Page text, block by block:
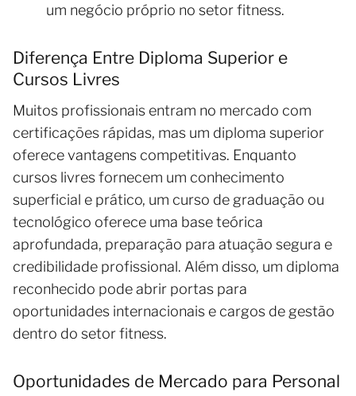
um negócio próprio no setor fitness.
Diferença Entre Diploma Superior e
Cursos Livres
Muitos profissionais entram no mercado com
certificações rápidas, mas um diploma superior
oferece vantagens competitivas. Enquanto
cursos livres fornecem um conhecimento
superficial e prático, um curso de graduação ou
tecnológico oferece uma base teórica
aprofundada, preparação para atuação segura e
credibilidade profissional. Além disso, um diploma
reconhecido pode abrir portas para
oportunidades internacionais e cargos de gestão
dentro do setor fitness.
Oportunidades de Mercado para Personal